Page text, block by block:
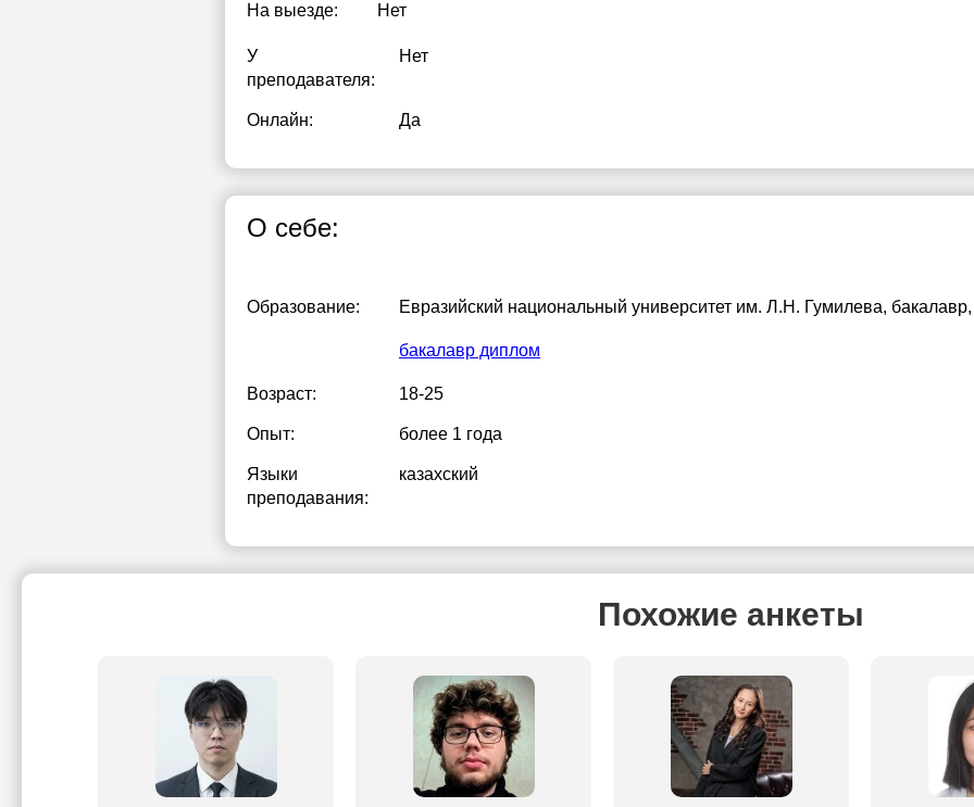
На выезде: Нет
У
преподавателя:
Нет
Онлайн: Да
О себе:
Образование: Евразийский национальный университет им. Л.Н. Гумилева,
бакалавр диплом
Возраст: 18-25
Опыт: более 1 года
Языки
преподавания:
казахский
Похожие анкеты